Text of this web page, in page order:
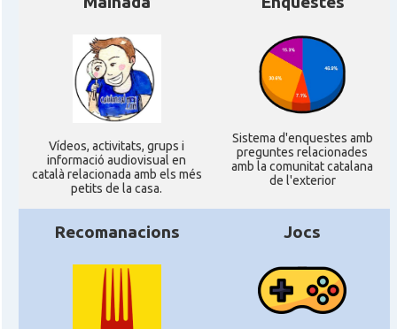
Ví­deos, activitats, grups i
informació audiovisual en
català relacionada amb els més
petits de la casa.
Sistema d'enquestes amb
preguntes relacionades
amb la comunitat catalana
de l'exterior
Recomanacions Jocs